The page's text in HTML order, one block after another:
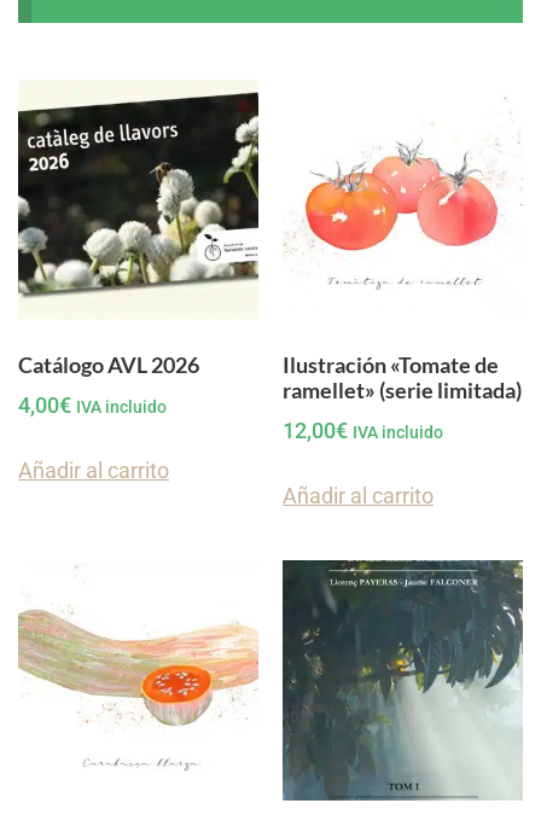
Catálogo AVL 2026
4,00€ IVA incluido
Añadir al carrito
Ilustración «Tomate de
ramellet» (serie limitada)
12,00€ IVA incluido
Añadir al carrito